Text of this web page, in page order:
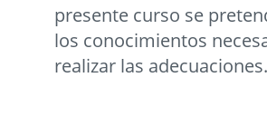
presente curso se
los conocimientos
realizar las